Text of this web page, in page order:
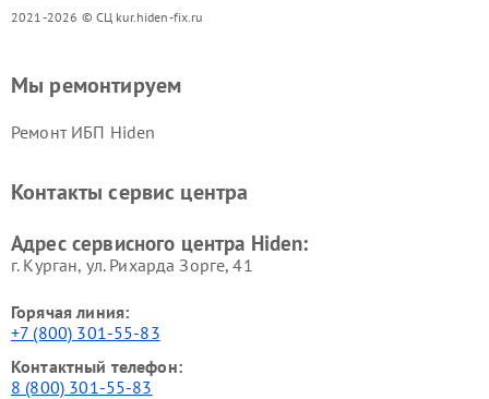
2021-2026 © СЦ kur.hiden-fix.ru
Мы ремонтируем
Ремонт ИБП Hiden
Контакты сервис центра
Адрес сервисного центра Hiden:
г. Курган, ул. Рихарда Зорге, 41
Горячая линия:
+7 (800) 301-55-83
Контактный телефон:
8 (800) 301-55-83